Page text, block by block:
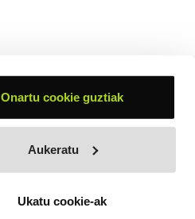
Onartu cookie guztiak
Aukeratu
Ukatu cookie-ak